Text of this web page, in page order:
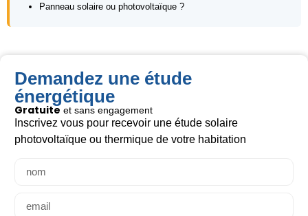
Panneau solaire ou photovoltaïque ?
Demandez une étude
énergétique
Gratuite et sans engagement
Inscrivez vous pour recevoir une étude solaire
photovoltaïque ou thermique de votre habitation